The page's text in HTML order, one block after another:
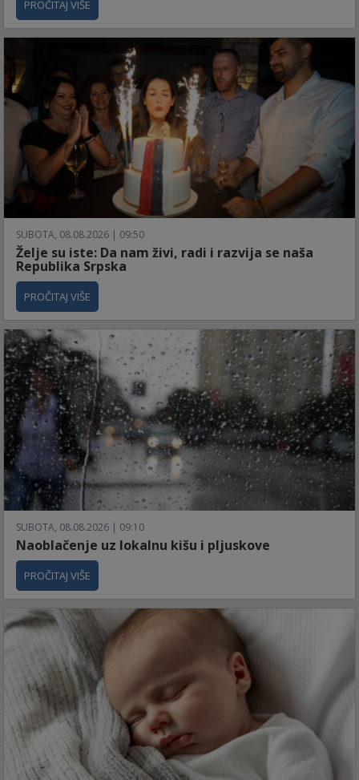
PROČITAJ VIŠE
SUBOTA, 08.08.2026 | 09:50
Želje su iste: Da nam živi, radi i razvija se naša
Republika Srpska
PROČITAJ VIŠE
SUBOTA, 08.08.2026 | 09:10
Naoblačenje uz lokalnu kišu i pljuskove
PROČITAJ VIŠE